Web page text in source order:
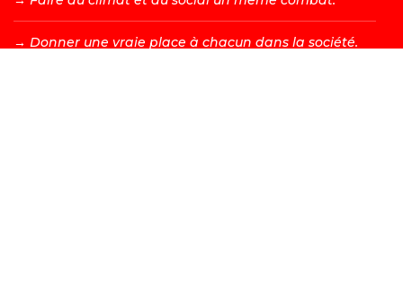
→ Donner une vraie place à chacun dans la société.